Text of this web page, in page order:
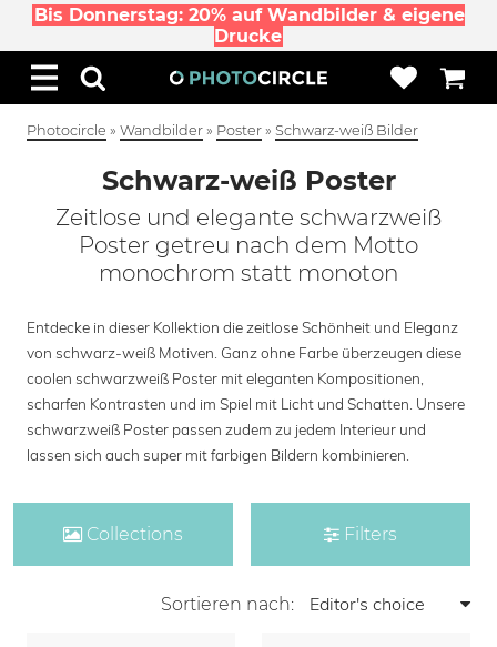
Bis Donnerstag: 20% auf Wandbilder & eigene
Drucke
Photocircle » Wandbilder » Poster » Schwarz-weiß Bilder
Schwarz-weiß Poster
Zeitlose und elegante schwarzweiß
Poster getreu nach dem Motto
monochrom statt monoton
Entdecke in dieser Kollektion die zeitlose Schönheit und Eleganz
von schwarz-weiß Motiven. Ganz ohne Farbe überzeugen diese
coolen schwarzweiß Poster mit eleganten Kompositionen,
scharfen Kontrasten und im Spiel mit Licht und Schatten. Unsere
schwarzweiß Poster passen zudem zu jedem Interieur und
lassen sich auch super mit farbigen Bildern kombinieren.
Collections Filters
Sortieren nach: